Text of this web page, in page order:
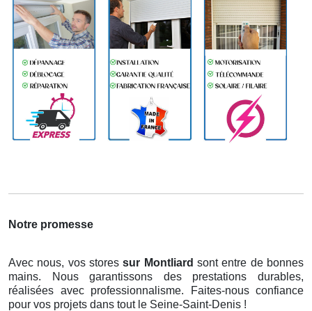
Notre promesse
Avec nous, vos storessur Montliardsont entre de bonnes
mains. Nous garantissons des prestations durables,
réalisées avec professionnalisme. Faites-nous confiance
pour vos projets dans tout le Seine-Saint-Denis !